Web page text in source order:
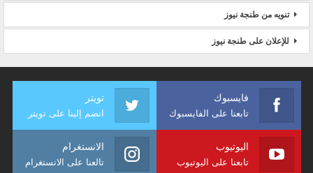
تنويه من طنجة نيوز
للإعلان على طنجة نيوز
فايسبوك
تابعنا على الفايسبوك
تويتر
انضم إلينا على تويتر
اليوتيوب
تابعنا على اليوتيوب
الانستغرام
تالعنا على الانستغرام